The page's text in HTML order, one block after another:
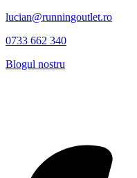
lucian@runningoutlet.ro
0733 662 340
Blogul nostru